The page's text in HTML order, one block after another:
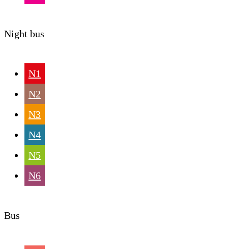
Night bus
N1
N2
N3
N4
N5
N6
Bus